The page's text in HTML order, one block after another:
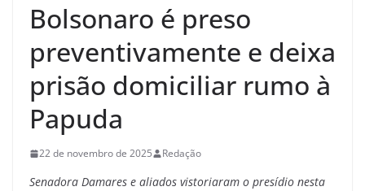
Bolsonaro é preso
preventivamente e deixa
prisão domiciliar rumo à
Papuda
22 de novembro de 2025 Redação
Senadora Damares e aliados vistoriaram o presídio nesta